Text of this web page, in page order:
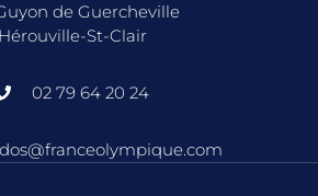
de Guercheville
St-Clair
02 79 64 20 24